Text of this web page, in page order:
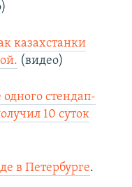
казахстанки
(видео)
стендап-
10 суток
в Петербурге.